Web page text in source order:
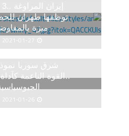
توظفها طهران
ميزة
2021-01-27
..القوة الناعمة
2021-01-26